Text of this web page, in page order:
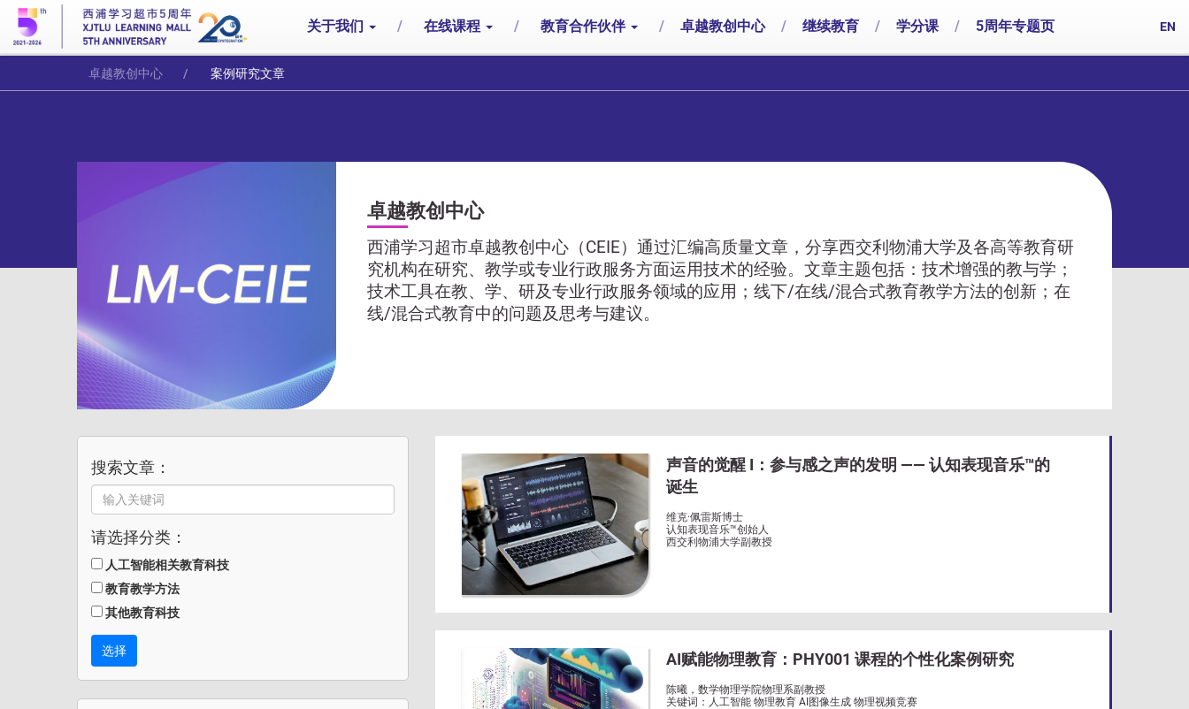
关于我们 / 在线课程 / 教育合作伙伴 / 卓越教创中心 / 继续教育 / 学分课 / 5周年专题页 EN
卓越教创中心 案例研究文章
卓越教创中心
西浦学习超市卓越教创中心（CEIE）通过汇编高质量文章，分享西交利物浦大学及各高等教育研
究机构在研究、教学或专业行政服务方面运用技术的经验。文章主题包括：技术增强的教与学；
技术工具在教、学、研及专业行政服务领域的应用；线下/在线/混合式教育教学方法的创新；在
线/混合式教育中的问题及思考与建议。
搜索文章：
请选择分类：
人工智能相关教育科技
教育教学方法
其他教育科技
选择
声音的觉醒 I：参与感之声的发明 —— 认知表现音乐™的
诞生
维克·佩雷斯博士
认知表现音乐™创始人
西交利物浦大学副教授
AI赋能物理教育：PHY001 课程的个性化案例研究
陈曦，数学物理学院物理系副教授
关键词：人工智能 物理教育 AI图像生成 物理视频竞赛